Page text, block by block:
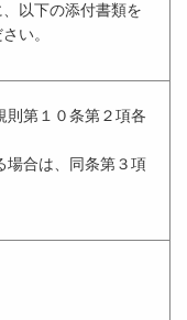
以下の添付書類を
い。
則第１０条第２項各
場合は、同条第３項